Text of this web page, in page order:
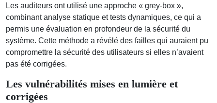
Les auditeurs ont utilisé une approche « grey-box »,
combinant analyse statique et tests dynamiques, ce qui a
permis une évaluation en profondeur de la sécurité du
système. Cette méthode a révélé des failles qui auraient pu
compromettre la sécurité des utilisateurs si elles n’avaient
pas été corrigées.
Les vulnérabilités mises en lumière et
corrigées